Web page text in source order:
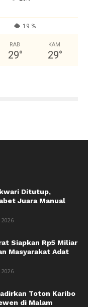
19 %
RAB
29°
KAM
29°
Ditutup,
Juara Manual
Siapkan Rp5 Miliar
Masyarakat Adat
Toton Karibo
di Malam